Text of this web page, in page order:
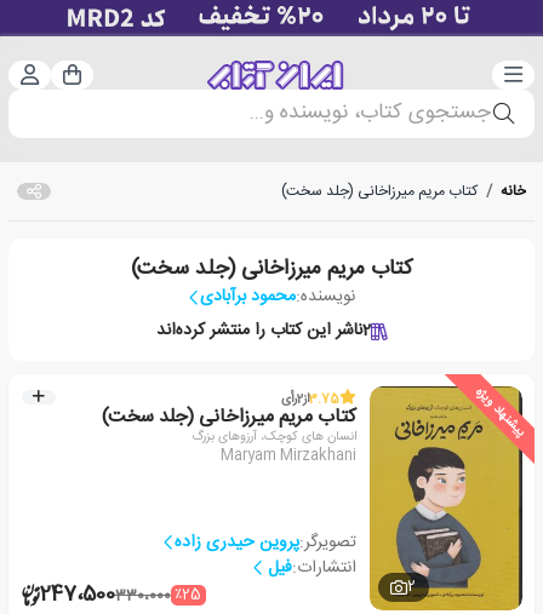
دسته‌بندی سبد
جستجوی کتاب، نویسنده و...
خانه / کتاب مریم میرزاخانی (جلد سخت)
کتاب مریم میرزاخانی (جلد سخت)
نویسنده:محمود برآبادی
2ناشر این کتاب را منتشر کرده‌اند
پیشنهاد ویژه
2
3.75از2رأی
کتاب مریم میرزاخانی (جلد سخت)
انسان های کوچک، آرزوهای بزرگ
Maryam Mirzakhani
تصویرگر:پروین حیدری زاده
انتشارات:فیل
٪25330،000247،500